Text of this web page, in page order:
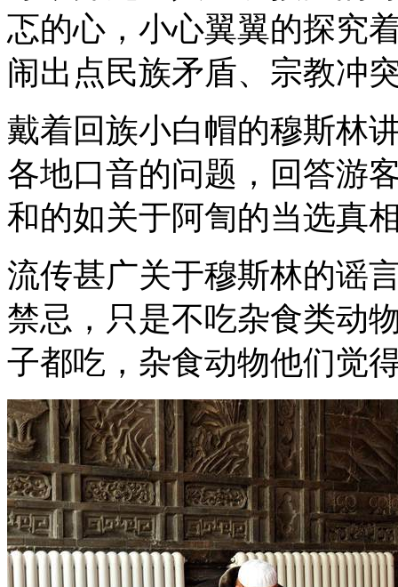
忑的心，小心翼翼的探究
闹出点民族矛盾、宗教冲
戴着回族小白帽的穆斯林
各地口音的问题，回答游
和的如关于阿訇的当选真
流传甚广关于穆斯林的谣
禁忌，只是不吃杂食类动
子都吃，杂食动物他们觉